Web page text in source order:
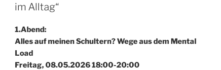
im Alltag“
1.Abend:
Alles auf meinen Schultern? Wege aus dem Mental
Load
Freitag, 08.05.2026 18:00-20:00